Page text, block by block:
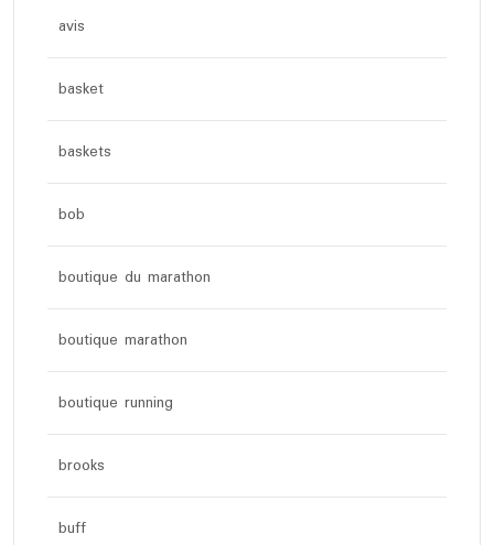
avis
basket
baskets
bob
boutique du marathon
boutique marathon
boutique running
brooks
buff